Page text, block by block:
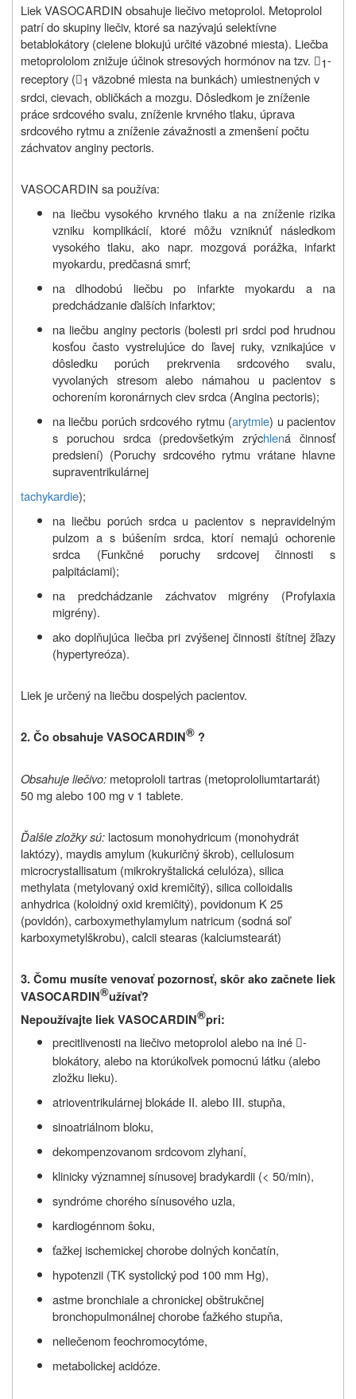
Liek VASOCARDIN obsahuje liečivo metoprolol. Metoprolol
patrí do skupiny liečiv, ktoré sa nazývajú selektívne
betablokátory (cielene blokujú určité väzobné miesta). Liečba
metoprololom znižuje účinok stresových hormónov na tzv. 1-
receptory (1 väzobné miesta na bunkách) umiestnených v
srdci, cievach, obličkách a mozgu. Dôsledkom je zníženie
práce srdcového svalu, zníženie krvného tlaku, úprava
srdcového rytmu a zníženie závažnosti a zmenšení počtu
záchvatov anginy pectoris.
VASOCARDIN sa používa:
na liečbu vysokého krvného tlaku a na zníženie rizika
vzniku komplikácií, ktoré môžu vzniknúť následkom
vysokého tlaku, ako napr. mozgová porážka, infarkt
myokardu, predčasná smrť;
na dlhodobú liečbu po infarkte myokardu a na
predchádzanie ďalších infarktov;
na liečbu anginy pectoris (bolesti pri srdci pod hrudnou
kosťou často vystrelujúce do ľavej ruky, vznikajúce v
dôsledku porúch prekrvenia srdcového svalu,
vyvolaných stresom alebo námahou u pacientov s
ochorením koronárnych ciev srdca (Angina pectoris);
na liečbu porúch srdcového rytmu (arytmie) u pacientov
s poruchou srdca (predovšetkým zrýchlená činnosť
predsiení) (Poruchy srdcového rytmu vrátane hlavne
supraventrikulárnej
tachykardie);
na liečbu porúch srdca u pacientov s nepravidelným
pulzom a s búšením srdca, ktorí nemajú ochorenie
srdca (Funkčné poruchy srdcovej činnosti s
palpitáciami);
na predchádzanie záchvatov migrény (Profylaxia
migrény).
ako doplňujúca liečba pri zvýšenej činnosti štítnej žľazy
(hypertyreóza).
Liek je určený na liečbu dospelých pacientov.
2. Čo obsahuje VASOCARDIN® ?
Obsahuje liečivo: metoprololi tartras (metoprololiumtartarát)
50 mg alebo 100 mg v 1 tablete.
Ďalšie zložky sú: lactosum monohydricum (monohydrát
laktózy), maydis amylum (kukuričný škrob), cellulosum
microcrystallisatum (mikrokryštalická celulóza), silica
methylata (metylovaný oxid kremičitý), silica colloidalis
anhydrica (koloidný oxid kremičitý), povidonum K 25
(povidón), carboxymethylamylum natricum (sodná soľ
karboxymetylškrobu), calcii stearas (kalciumstearát)
3. Čomu musíte venovať pozornosť, skôr ako začnete liek
VASOCARDIN®užívať?
Nepoužívajte liek VASOCARDIN®pri:
precitlivenosti na liečivo metoprolol alebo na iné -
blokátory, alebo na ktorúkoľvek pomocnú látku (alebo
zložku lieku).
atrioventrikulárnej blokáde II. alebo III. stupňa,
sinoatriálnom bloku,
dekompenzovanom srdcovom zlyhaní,
klinicky významnej sínusovej bradykardii (< 50/min),
syndróme chorého sínusového uzla,
kardiogénnom šoku,
ťažkej ischemickej chorobe dolných končatín,
hypotenzii (TK systolický pod 100 mm Hg),
astme bronchiale a chronickej obštrukčnej
bronchopulmonálnej chorobe ťažkého stupňa,
neliečenom feochromocytóme,
metabolickej acidóze.